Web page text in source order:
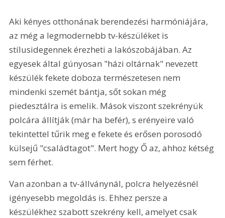
Aki kényes otthonának berendezési harmóniájára,
az még a legmodernebb tv-készüléket is
stílusidegennek érezheti a lakószobájában. Az
egyesek által gúnyosan "házi oltárnak" nevezett
készülék fekete doboza természetesen nem
mindenki szemét bántja, sőt sokan még
piedesztálra is emelik. Mások viszont szekrényük
polcára állítják (már ha befér), s erényeire való
tekintettel tűrik meg e fekete és erősen porosodó
külsejű "családtagot". Mert hogy Ő az, ahhoz kétség
sem férhet.
Van azonban a tv-állványnál, polcra helyezésnél
igényesebb megoldás is. Ehhez persze a
készülékhez szabott szekrény kell, amelyet csak